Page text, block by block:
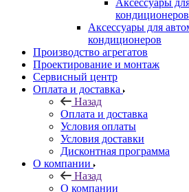
Аксессуары
кондиционеров
Аксессуары для
кондиционеров
Производство агрегатов
Проектирование и монтаж
Сервисный центр
Оплата и доставка
Назад
Оплата и доставка
Условия оплаты
Условия доставки
Дисконтная программа
О компании
Назад
О компании